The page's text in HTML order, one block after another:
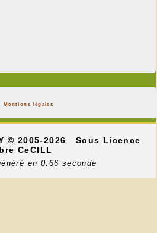
Mentions légales
© 2005-2026
Sous Licence
CeCILL
en 0.66 seconde